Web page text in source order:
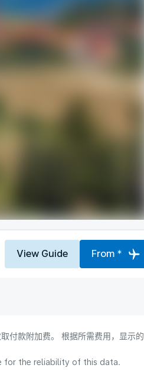
View Guide From *
付款附加费。 根据所需费用，显示的
for the reliability of this data.